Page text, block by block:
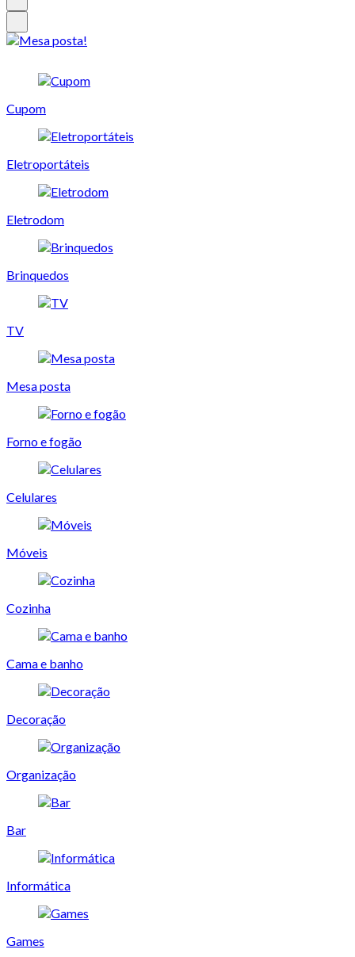
Cupom
Eletroportáteis
Eletrodom
Brinquedos
TV
Mesa posta
Forno e fogão
Celulares
Móveis
Cozinha
Cama e banho
Decoração
Organização
Bar
Informática
Games